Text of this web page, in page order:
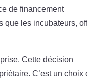
de financement
que les incubateurs,
Cette décision
C’est un choix